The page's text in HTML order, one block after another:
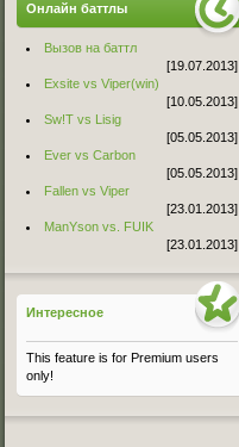
Онлайн баттлы
Вызов на баттл
[19.07.2013]
Exsite vs Viper(win)
[10.05.2013]
Sw!T vs Lisig
[05.05.2013]
Ever vs Carbon
[05.05.2013]
Fallen vs Viper
[23.01.2013]
ManYson vs. FUIK
[23.01.2013]
Интересное
This feature is for Premium users
only!